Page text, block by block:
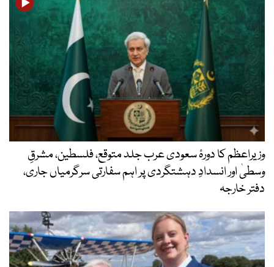
وزیراعظم کا دورۂ سعودی عرب جلد متوقع، فلسطین، مشرقِ
وسطیٰ اور انسدادِ دہشتگردی پر اہم سفارتی سرگرمیاں جاری،
دفتر خارجہ